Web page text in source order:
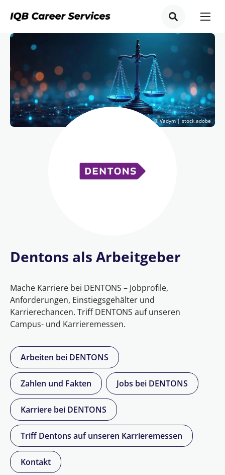
© Vadym | stock.adobe
Dentons als Arbeitgeber
Mache Karriere bei DENTONS – Jobprofile,
Anforderungen, Einstiegsgehälter und
Karrierechancen. Triff DENTONS auf unseren
Campus- und Karrieremessen.
Arbeiten bei DENTONS
Zahlen und Fakten Jobs bei DENTONS
Karriere bei DENTONS
Triff Dentons auf unseren Karrieremessen
Kontakt